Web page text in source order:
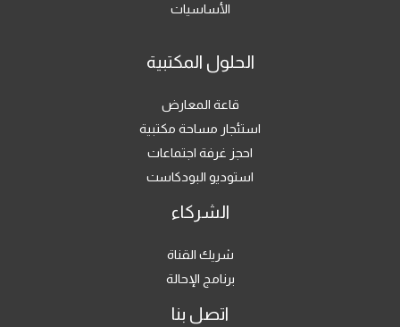
الأساسيات
الحلول المكتبية
قاعة المعارض
استئجار مساحة مكتبية
احجز غرفة اجتماعات
استوديو البودكاست
الشركاء
شريك القناة
برنامج الإحالة
اتصل بنا